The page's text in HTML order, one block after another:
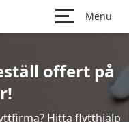
Menu
offert på
Hitta flytthjälp